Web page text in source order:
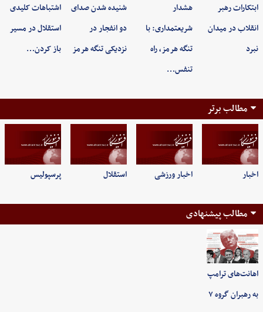
ابتکارات رهبر
انقلاب در میدان
نبرد
هشدار
شریعتمداری: با
تنگه هرمز، راه
تنفس…
شنیده شدن صدای
دو انفجار در
نزدیکی تنگه هرمز
اشتباهات کلیدی
استقلال در مسیر
باز کردن…
مطالب برتر
اخبار اخبار ورزشی استقلال پرسپولیس
مطالب پیشنهادی
اهانت‌های ترامپ
به رهبران گروه ۷